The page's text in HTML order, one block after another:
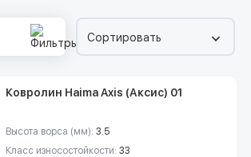
Сортировать
Ковролин Haima Axis (Аксис) 01
Высота ворса (мм): 3.5
Класс износостойкости: 33